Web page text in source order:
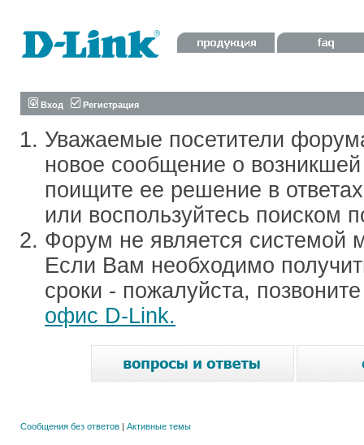
Вход Регистрация
Уважаемые посетители
новое сообщение о
поищите ее решение в
или воспользуйтесь поиском
Форум не является системой
Если Вам необходимо
сроки - пожалуйста,
офис D-Link.
Сообщения без ответов | Активные темы